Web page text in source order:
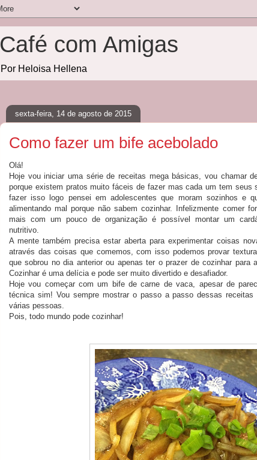
Café com Amigas
Por Heloisa Hellena
sexta-feira, 14 de agosto de 2015
Como fazer um bife acebolado
Olá!
Hoje vou iniciar uma série de receitas mega básicas, vou chamar
porque existem pratos muito fáceis de fazer mas cada um tem seus
fazer isso logo pensei em adolescentes que moram sozinhos e
alimentando mal porque não sabem cozinhar. Infelizmente comer
mais com um pouco de organização é possível montar um
nutritivo.
A mente também precisa estar aberta para experimentar coisas
através das coisas que comemos, com isso podemos provar
que sobrou no dia anterior ou apenas ter o prazer de cozinhar para
Cozinhar é uma delícia e pode ser muito divertido e desafiador.
Hoje vou começar com um bife de carne de vaca, apesar de
técnica sim! Vou sempre mostrar o passo a passo dessas receitas
várias pessoas.
Pois, todo mundo pode cozinhar!